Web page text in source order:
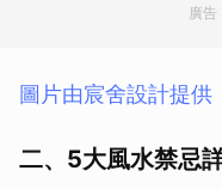
廣告
圖片由宸舍設計提供
二、5大風水禁忌